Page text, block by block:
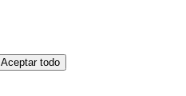
Aceptar todo